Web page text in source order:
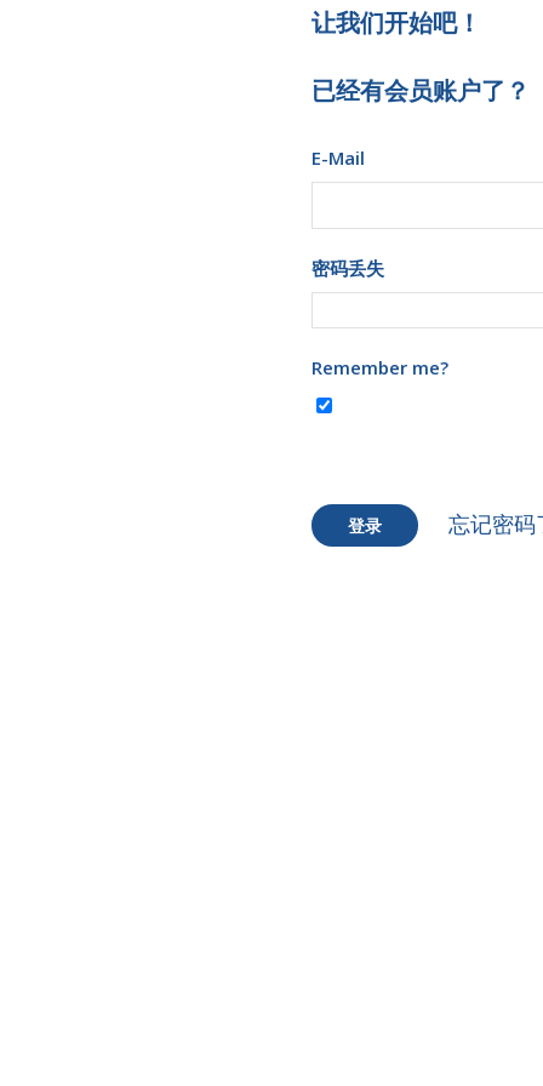
让我们开始吧！
已经有会员账户了？
E-Mail
密码丢失
Remember me?
登录 忘记密码